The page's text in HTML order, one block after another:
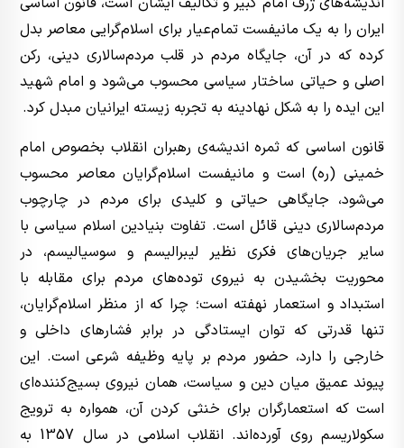
ایران را به یک مانیفست تمام‌عیار برای اسلام‌گرایی معاصر بدل
کرده که در آن، جایگاه مردم در قلب مردم‌سالاری دینی، رکن
اصلی و حیاتی ساختار سیاسی محسوب می‌شود و امام شهید
این ایده را به شکل نهادینه به تجربه زیسته ایرانیان مبدل کرد.
قانون اساسی که ثمره اندیشه‌ی رهبران انقلاب بخصوص امام
خمینی (ره) است و مانیفست اسلام‌گرایان معاصر محسوب
می‌شود، جایگاهی حیاتی و کلیدی برای مردم در چارچوب
مردم‌سالاری دینی قائل است. تفاوت بنیادین اسلام سیاسی با
سایر جریان‌های فکری نظیر لیبرالیسم و سوسیالیسم، در
محوریت بخشیدن به نیروی توده‌های مردم برای مقابله با
استبداد و استعمار نهفته است؛ چرا که از منظر اسلام‌گرایان،
تنها قدرتی که توان ایستادگی در برابر فشارهای داخلی و
خارجی را دارد، حضور مردم بر پایه وظیفه شرعی است. این
پیوند عمیق میان دین و سیاست، همان نیروی بسیج‌کننده‌ای
است که استعمارگران برای خنثی کردن آن، همواره به ترویج
سکولاریسم روی آورده‌اند. انقلاب اسلامی در سال 1357 به